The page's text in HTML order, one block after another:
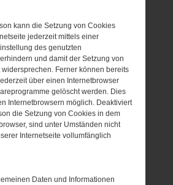
kann die Setzung von Cookies
jederzeit mittels einer
des genutzten
und damit der Setzung von
Ferner können bereits
über einen Internetbrowser
gelöscht werden. Dies
Internetbrowsern möglich. Deaktiviert
die Setzung von Cookies in dem
sind unter Umständen nicht
Internetseite vollumfänglich
Daten und Informationen